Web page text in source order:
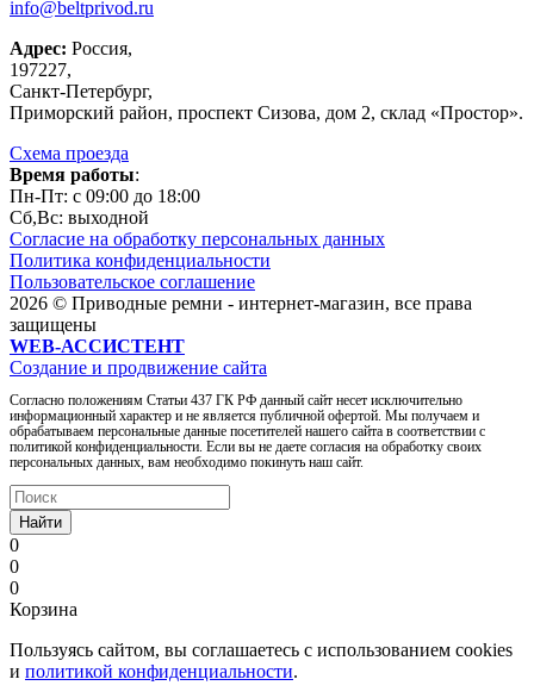
info@beltprivod.ru
Адрес: Россия,
197227,
Санкт-Петербург,
Приморский район, проспект Сизова, дом 2, склад «Простор».
Схема проезда
Время работы:
Пн-Пт: c 09:00 до 18:00
Сб,Вc: выходной
Согласие на обработку персональных данных
Политика конфиденциальности
Пользовательское соглашение
2026 © Приводные ремни - интернет-магазин, все права
защищены
WEB-АССИСТЕНТ
Создание и продвижение сайта
Согласно положениям Статьи 437 ГК РФ данный сайт несет исключительно
информационный характер и не является публичной офертой. Мы получаем и
обрабатываем персональные данные посетителей нашего сайта в соответствии с
политикой конфиденциальности. Если вы не даете согласия на обработку своих
персональных данных, вам необходимо покинуть наш сайт.
Найти
0
0
0
Корзина
Пользуясь сайтом, вы соглашаетесь с использованием cookies
и политикой конфиденциальности.